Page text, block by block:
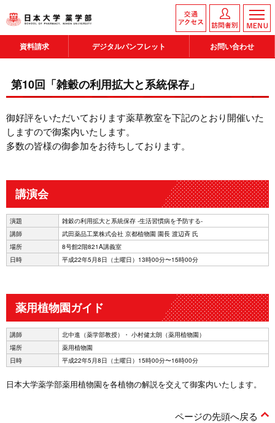
資料請求 デジタルパンフレット お問い合わせ
第10回「雑穀の利用拡大と系統保存」
御好評をいただいております薬草教室を下記のとおり開催いた
しますので御案内いたします。
多数の皆様の御参加をお待ちしております。
講演会
演題
雑穀の利用拡大と系統保存 -生活習慣病を予防する-
講師
武田薬品工業株式会社 京都植物園 園長 渡辺斉 氏
場所
8号館2階821A講義室
日時
平成22年5月8日（土曜日）13時00分〜15時00分
薬用植物園ガイド
講師
北中進（薬学部教授）・ 小村健太朗（薬用植物園）
場所
薬用植物園
日時
平成22年5月8日（土曜日）15時00分〜16時00分
日本大学薬学部薬用植物園を各植物の解説を交えて御案内いたします。
ページの先頭へ戻る